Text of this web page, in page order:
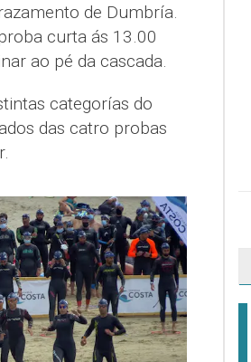
de Dumbría.
curta ás 13.00
ao pé da cascada.
categorías do
das catro probas